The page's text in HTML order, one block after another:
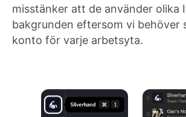
misstänker att de använder olika
bakgrunden eftersom vi behöver
konto för varje arbetsyta.